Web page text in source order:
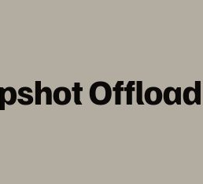
Offload